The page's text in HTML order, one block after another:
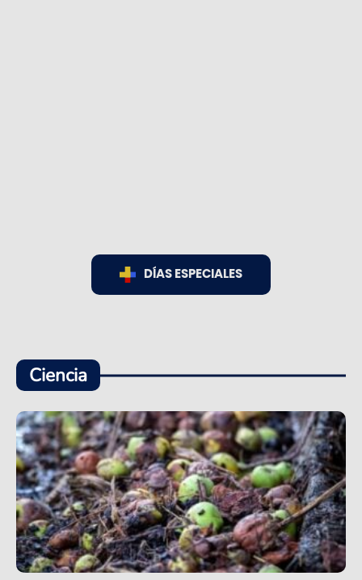
DÍAS ESPECIALES
Ciencia